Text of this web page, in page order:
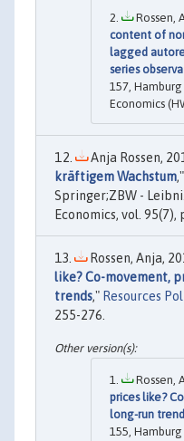
Rossen,
content of
lagged
series
157,
Economics
Anja Rossen,
kräftigem Wachstum,"
Springer;ZBW -
Economics, vol. 95(7),
Rossen, Anja,
like? Co-movement,
trends," Resources
255-276.
Rossen,
prices like?
long-run
155,